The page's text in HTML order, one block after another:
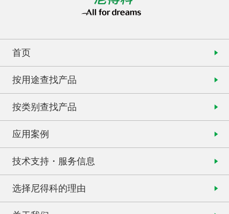
首页
按用途查找产品
按类别查找产品
应用案例
技术支持・服务信息
选择尼得科的理由